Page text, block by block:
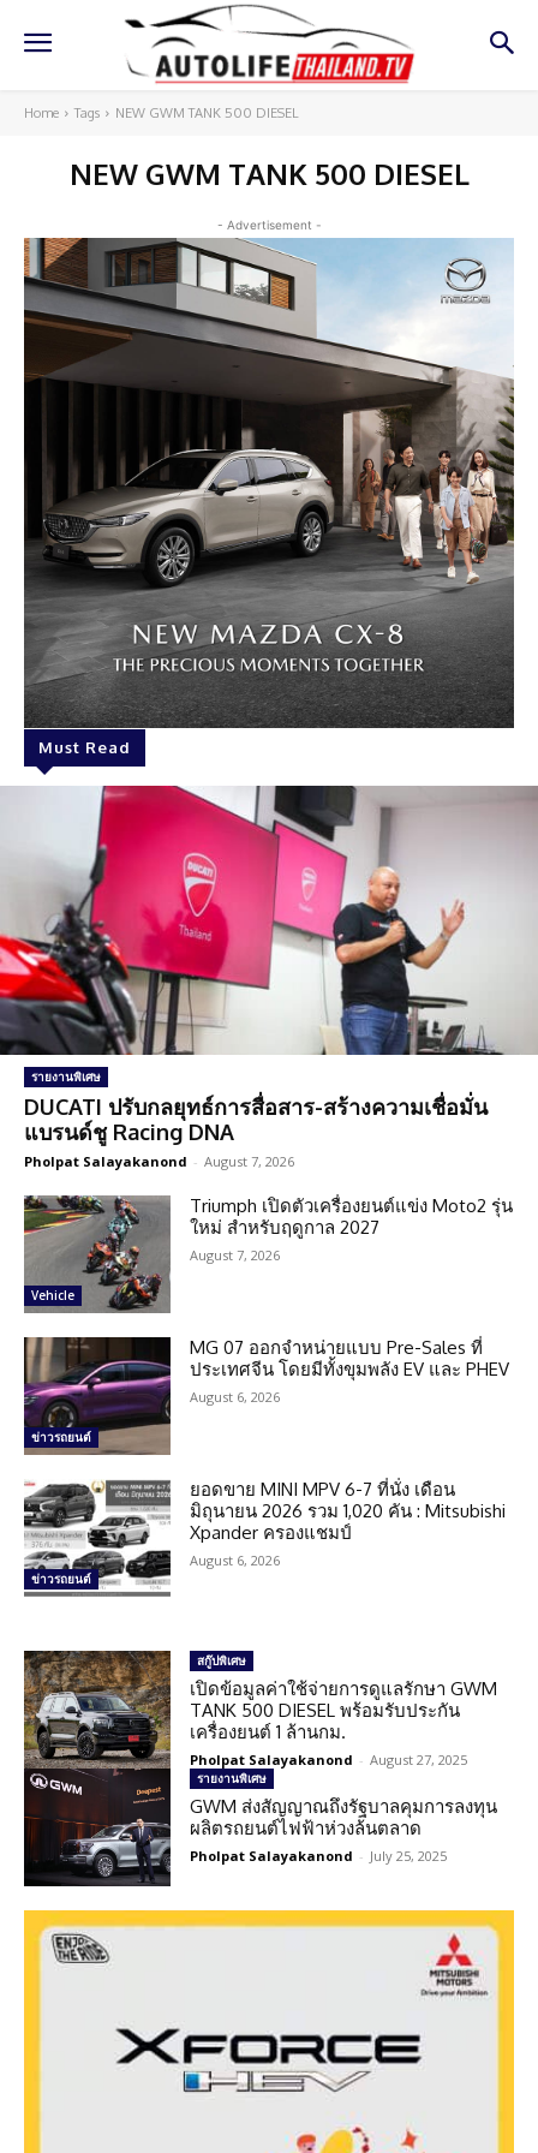
Home Tags NEW GWM TANK 500 DIESEL
NEW GWM TANK 500 DIESEL
- Advertisement -
Must Read
รายงานพิเศษ
DUCATI ปรับกลยุทธ์การสื่อสาร-สร้างความเชื่อมั่น
แบรนด์ชู Racing DNA
Pholpat Salayakanond - August 7, 2026
Vehicle
Triumph เปิดตัวเครื่องยนต์แข่ง Moto2 รุ่น
ใหม่ สำหรับฤดูกาล 2027
August 7, 2026
ข่าวรถยนต์
MG 07 ออกจำหน่ายแบบ Pre-Sales ที่
ประเทศจีน โดยมีทั้งขุมพลัง EV และ PHEV
August 6, 2026
ข่าวรถยนต์
ยอดขาย MINI MPV 6-7 ที่นั่ง เดือน
มิถุนายน 2026 รวม 1,020 คัน : Mitsubishi
Xpander ครองแชมป์
August 6, 2026
สกู๊ปพิเศษ
เปิดข้อมูลค่าใช้จ่ายการดูแลรักษา GWM
TANK 500 DIESEL พร้อมรับประกัน
เครื่องยนต์ 1 ล้านกม.
Pholpat Salayakanond - August 27, 2025
รายงานพิเศษ
GWM ส่งสัญญาณถึงรัฐบาลคุมการลงทุน
ผลิตรถยนต์ไฟฟ้าห่วงล้นตลาด
Pholpat Salayakanond - July 25, 2025